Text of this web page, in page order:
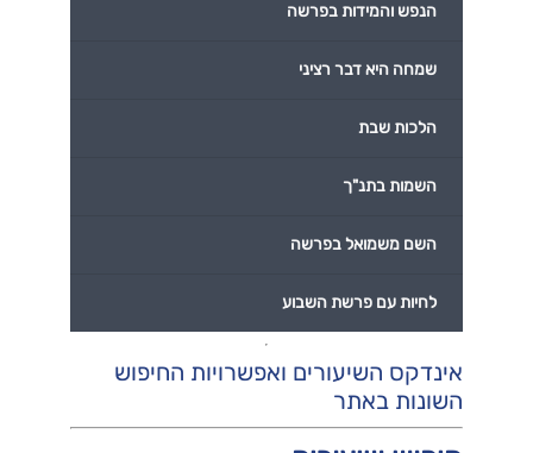
אינדקס השיעורים ואפשרויות החיפוש
השונות באתר
הנפש והמידות בפרשה
שמחה היא דבר רציני
הלכות שבת
השמות בתנ"ך
השם משמואל בפרשה
לחיות עם פרשת השבוע